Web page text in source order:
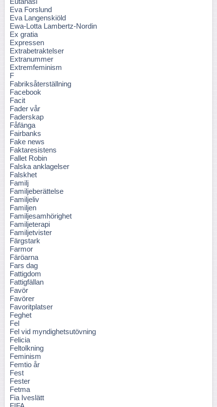
Eva Forslund
Eva Langenskiöld
Ewa-Lotta Lambertz-Nordin
Ex gratia
Expressen
Extrabetraktelser
Extranummer
Extremfeminism
F
Fabriksåterställning
Facebook
Facit
Fader vår
Faderskap
Fåfänga
Fairbanks
Fake news
Faktaresistens
Fallet Robin
Falska anklagelser
Falskhet
Familj
Familjeberättelse
Familjeliv
Familjen
Familjesamhörighet
Familjeterapi
Familjetvister
Färgstark
Farmor
Färöarna
Fars dag
Fattigdom
Fattigfällan
Favör
Favörer
Favoritplatser
Feghet
Fel
Fel vid myndighetsutövning
Felicia
Feltolkning
Feminism
Femtio år
Fest
Fester
Fetma
Fia Iveslätt